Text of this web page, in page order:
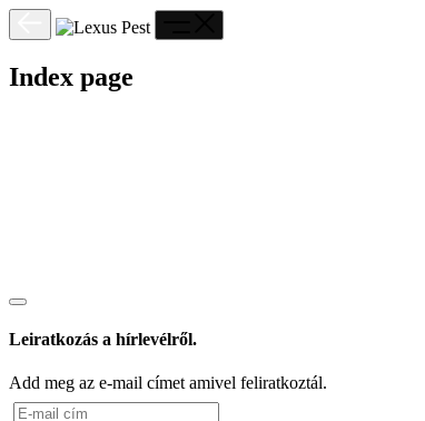
Index page
Leiratkozás a hírlevélről.
Add meg az e-mail címet amivel feliratkoztál.